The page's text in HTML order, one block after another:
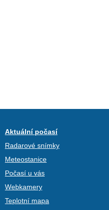
Aktuální počasí
Radarové snímky
Meteostanice
Počasí u vás
Webkamery
Teplotní mapa